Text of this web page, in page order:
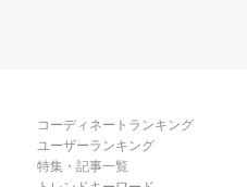
コーディネートランキング
ユーザーランキング
特集・記事一覧